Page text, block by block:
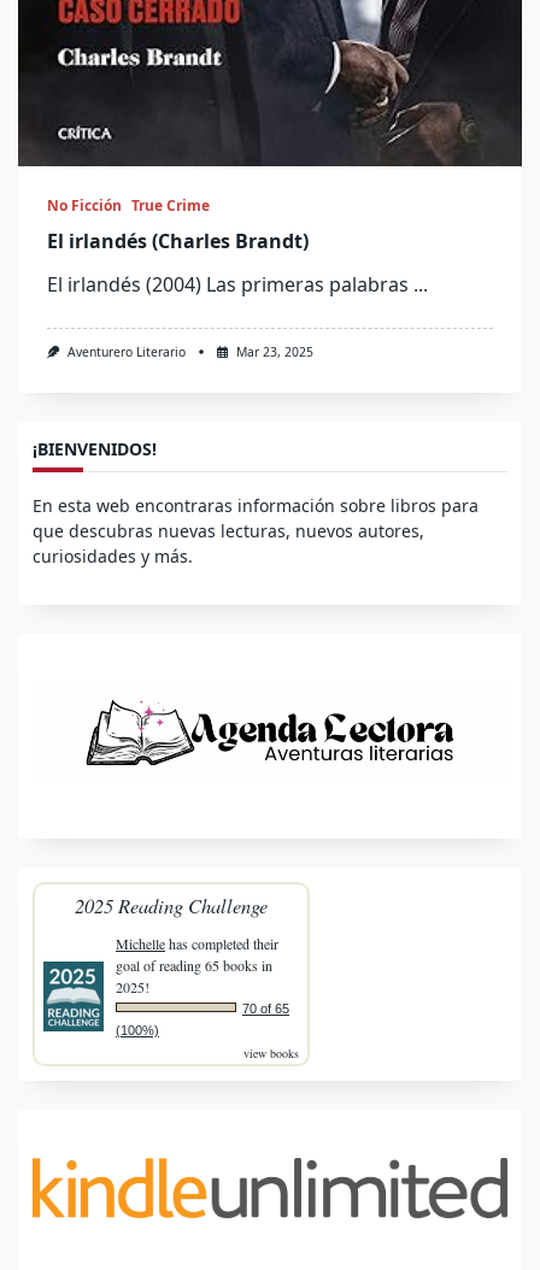
No Ficción True Crime
El irlandés (Charles Brandt)
El irlandés (2004) Las primeras palabras ...
Aventurero Literario Mar 23, 2025
¡BIENVENIDOS!
En esta web encontraras información sobre libros para
que descubras nuevas lecturas, nuevos autores,
curiosidades y más.
2025 Reading Challenge
Michellehas completed their
goal of reading 65 books in
2025!
70 of 65
(100%)
view books